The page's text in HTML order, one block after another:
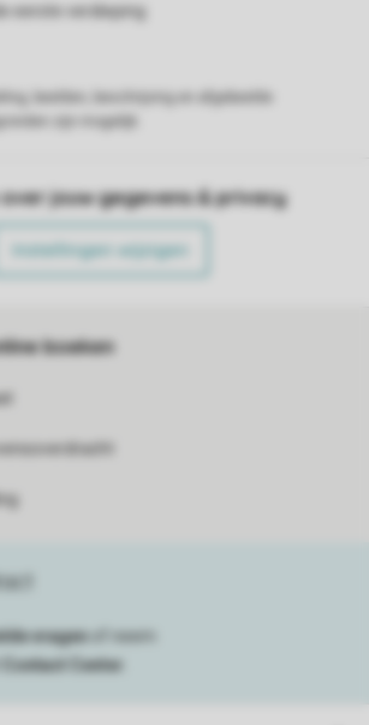
eerste verdieping
over jouw gegevens & privacy
Instellingen wijzigen
boeken
vragen
of neem
Contact Center